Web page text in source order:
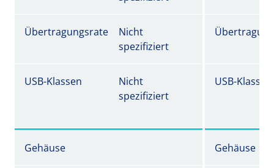
Übertragungsrate
Nicht
spezifiziert
USB-Klassen
Nicht
spezifiziert
USB-Klassen
Gehäuse Gehäuse